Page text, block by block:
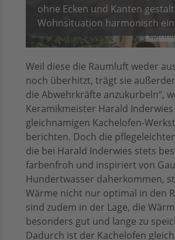
epr/
ohne Ecken und Kanten
Wohnsituation harmonisch
Weil diese die Raumluft weder
noch überhitzt, trägt sie
die Abwehrkräfte anzukurbeln“,
Keramikmeister Harald
gleichnamigen Kachelofen-
berichten. Doch die
die bei Harald Inderwies stets
farbenfroh und inspiriert von
Hundertwasser daherkommen,
Wärme nicht nur optimal in den
sind zudem in der Lage, die
besonders gut und lange zu
Dadurch ist der Kachelofen